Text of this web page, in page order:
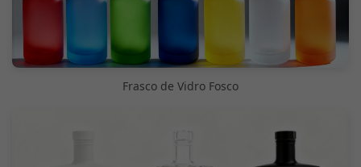
Frasco de Vidro Fosco